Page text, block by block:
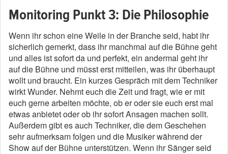
Monitoring Punkt 3: Die Philosophie
Wenn ihr schon eine Weile in der Branche seid, habt ihr
sicherlich gemerkt, dass ihr manchmal auf die Bühne geht
und alles ist sofort da und perfekt, ein andermal geht ihr
auf die Bühne und müsst erst mitteilen, was ihr überhaupt
wollt und braucht. Ein kurzes Gespräch mit dem Techniker
wirkt Wunder. Nehmt euch die Zeit und fragt, wie er mit
euch gerne arbeiten möchte, ob er oder sie euch erst mal
etwas anbietet oder ob ihr sofort Ansagen machen sollt.
Außerdem gibt es auch Techniker, die dem Geschehen
sehr aufmerksam folgen und die Musiker während der
Show auf der Bühne unterstützen. Wenn ihr Sänger seid